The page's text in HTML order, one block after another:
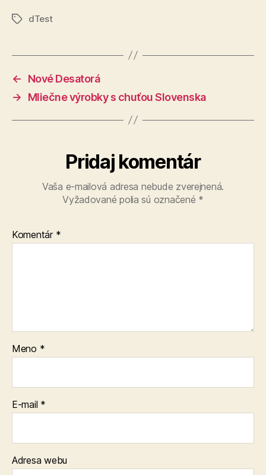
Značky
dTest
←
Nové Desatorá
→
Mliečne výrobky s chuťou Slovenska
Pridaj komentár
Vaša e-mailová adresa nebude zverejnená.
Vyžadované polia sú označené *
Komentár *
Meno *
E-mail *
Adresa webu